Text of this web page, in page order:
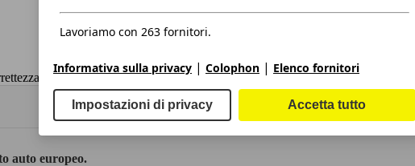
dei dati.
auto europeo.
Lavoriamo con 263 fornitori.
Informativa sulla privacy | Colophon | Elenco fornitori
Impostazioni di privacy Accetta tutto